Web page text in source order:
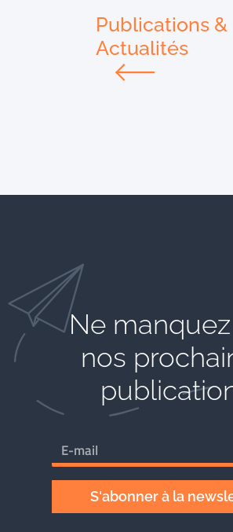
Publications &
Actualités
Ne
nos
S'abonner à la